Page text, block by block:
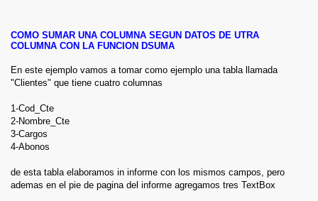
COMO SUMAR UNA COLUMNA SEGUN DATOS DE UTRA
COLUMNA CON LA FUNCION DSUMA
En este ejemplo vamos a tomar como ejemplo una tabla llamada
"Clientes" que tiene cuatro columnas
1-Cod_Cte
2-Nombre_Cte
3-Cargos
4-Abonos
de esta tabla elaboramos in informe con los mismos campos, pero
ademas en el pie de pagina del informe agregamos tres TextBox
Cerrar menú
Foro
Tutoriales Access
Tutoriales Visual Net
Tutoriales Visual 6
Tutoriales PHP
Tutoriales ASP
Totoriales Batch